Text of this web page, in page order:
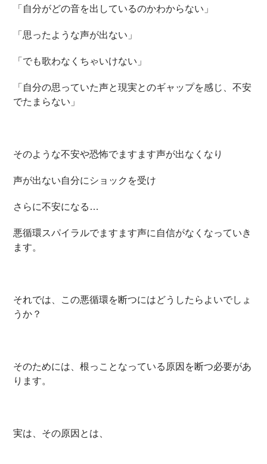
「自分がどの音を出しているのかわからない」
「思ったような声が出ない」
「でも歌わなくちゃいけない」
「自分の思っていた声と現実とのギャップを感じ、不安
でたまらない」
そのような不安や恐怖でますます声が出なくなり
声が出ない自分にショックを受け
さらに不安になる…
悪循環スパイラルでますます声に自信がなくなっていき
ます。
それでは、この悪循環を断つにはどうしたらよいでしょ
うか？
そのためには、根っことなっている原因を断つ必要があ
ります。
実は、その原因とは、